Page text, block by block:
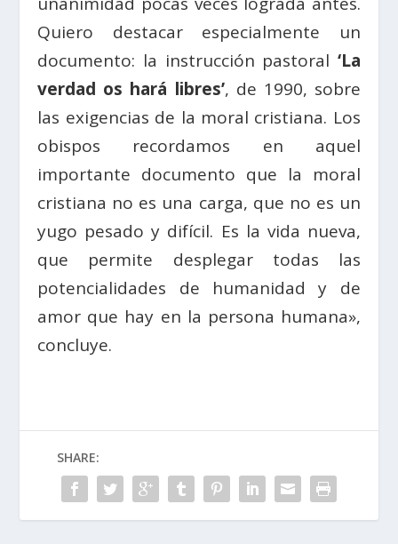
Quiero destacar especialmente un
documento: la instrucción pastoral ‘La
verdad os hará libres’, de 1990, sobre
las exigencias de la moral cristiana. Los
obispos recordamos en aquel
importante documento que la moral
cristiana no es una carga, que no es un
yugo pesado y difícil. Es la vida nueva,
que permite desplegar todas las
potencialidades de humanidad y de
amor que hay en la persona humana»,
concluye.
SHARE: